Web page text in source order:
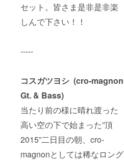
セット。皆さま是非是非楽
しんで下さい！！
-----
コスガツヨシ (cro-magnon
Gt. & Bass)
当たり前の様に晴れ渡った
高い空の下で始まった”頂
2015”二日目の朝、cro-
magnonとしては稀なロング